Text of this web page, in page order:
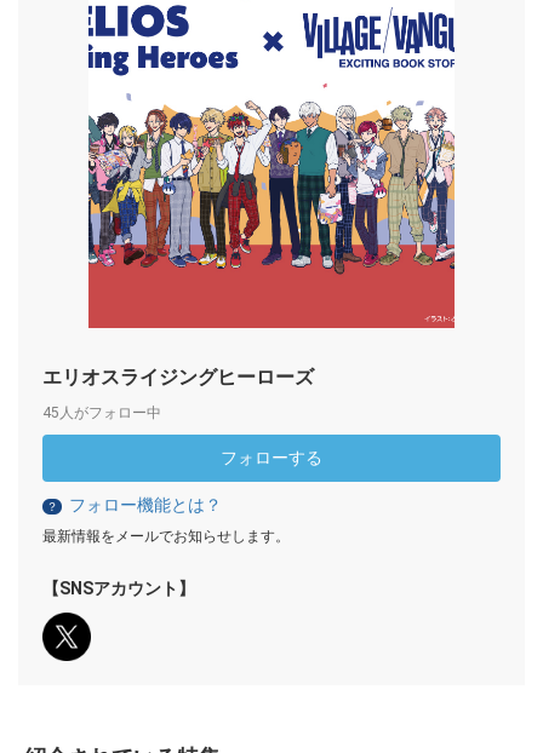
エリオスライジングヒーローズ
45人がフォロー中
フォローする
？ フォロー機能とは？
最新情報をメールでお知らせします。
【SNSアカウント】